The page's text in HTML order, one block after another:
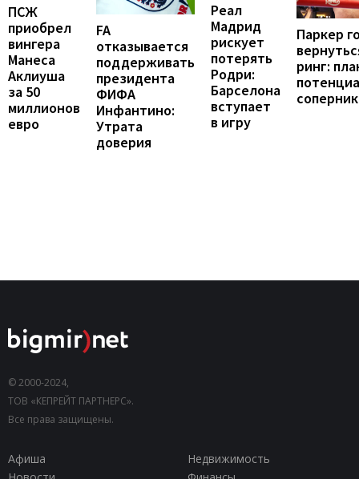
ПСЖ
приобрел
вингера
Манеса
Аклиуша
за 50
миллионов
евро
FA
отказывается
поддерживать
президента
ФИФА
Инфантино:
Утрата
доверия
Реал
Мадрид
рискует
потерять
Родри:
Барселона
вступает
в игру
Паркер
ринг:
© 2000-2024,
ТОВ «КЕПРЕЙТ ПАРТНЕРС».
Все права защищены.
Афиша
Недвижимость